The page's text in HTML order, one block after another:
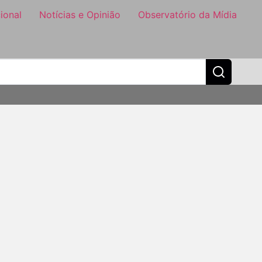
Notícias e Opinião Observatório da Mídia